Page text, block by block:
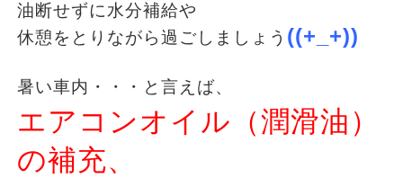
油断せずに水分補給や
休憩をとりながら過ごしましょう ((+_+))
暑い車内・・・と言えば、
エアコンオイル（潤滑油）
の補充、